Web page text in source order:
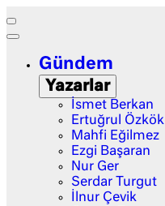
Gündem
Yazarlar
İsmet Berkan
Ertuğrul Özkök
Mahfi Eğilmez
Ezgi Başaran
Nur Ger
Serdar Turgut
İlnur Çevik